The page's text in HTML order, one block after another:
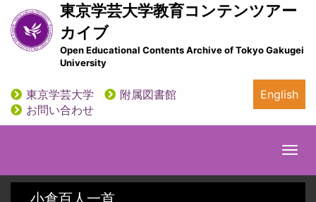
イ
ン
ン
ツ
東京学芸大学教育コンテンツアー
カイブ
Open Educational Contents Archive of Tokyo Gakugei
University
utility
東京学芸大学
附属図書館
お問い合わせ
English